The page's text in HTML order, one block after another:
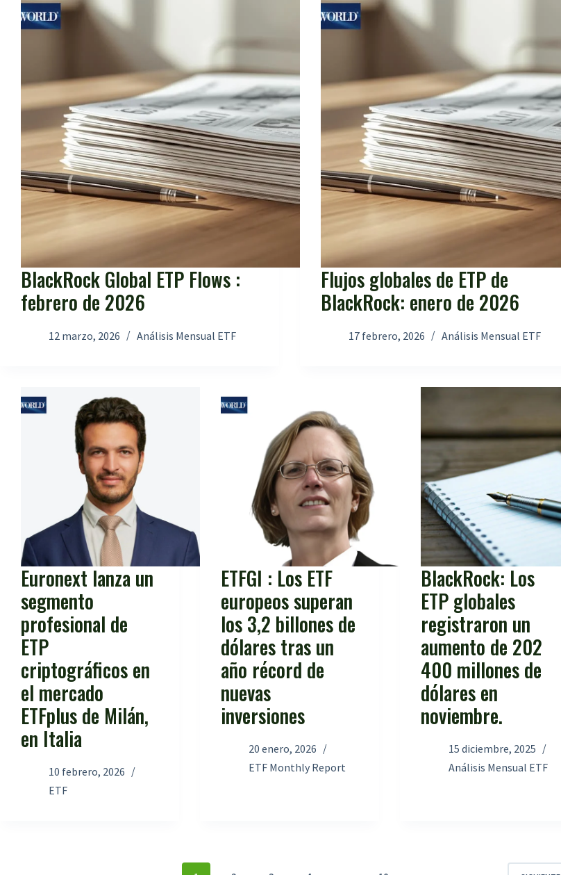
BlackRock Global ETP Flows :
febrero de 2026
12 marzo, 2026 Análisis Mensual ETF
Flujos globales de ETP de
BlackRock: enero de 2026
17 febrero, 2026 Análisis Mensual ETF
Euronext lanza un
segmento
profesional de
ETP
criptográficos en
el mercado
ETFplus de Milán,
en Italia
10 febrero, 2026
ETF
ETFGI : Los ETF
europeos superan
los 3,2 billones de
dólares tras un
año récord de
nuevas
inversiones
20 enero, 2026
ETF Monthly Report
BlackRock: Los
ETP globales
registraron un
aumento de 202
400 millones de
dólares en
noviembre.
15 diciembre, 2025
Análisis Mensual ETF